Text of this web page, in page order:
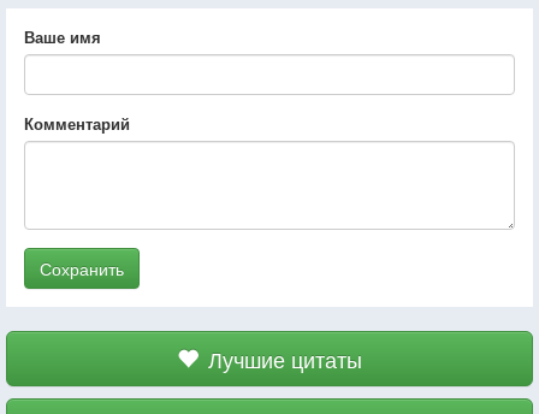
Ваше имя
Комментарий
Сохранить
Лучшие цитаты